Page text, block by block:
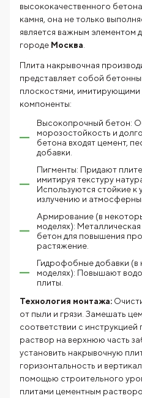
высококачественного
камня, она не только
является важным элементом
городе Москва
Плита накрывочная
представляет собой
плоскостями,
компоненты:
Высокопрочный бетон:
морозостойкость и
бетона входят цемент,
добавки.
Пигменты: Придают
имитируя текстуру
Используются стойкие к
излучению и
Армирование (в
моделях):
бетон для повышения
растяжение.
Гидрофобные добавки (в
моделях): Повышают
плиты.
Технология монтажа:
от пыли и грязи. Замешать
соответствии с инструкцией
раствор на верхнюю часть
установить накрывочную
горизонтальность и
помощью строительного
плитами цементным